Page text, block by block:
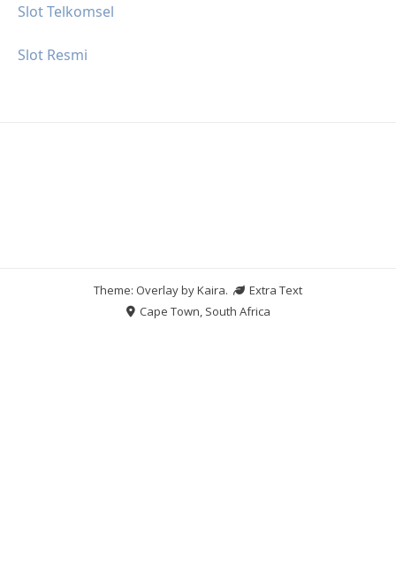
Slot Telkomsel
Slot Resmi
Theme: Overlay byKaira.
Extra Text
Cape Town, South Africa